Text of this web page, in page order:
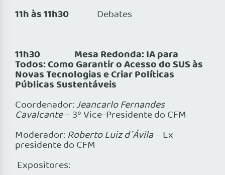
11h às 11h30 Debates
11h30 Mesa Redonda: IA para
Todos: Como Garantir o Acesso do SUS às
Novas Tecnologias e Criar Políticas
Públicas Sustentáveis
Coordenador:Jeancarlo Fernandes
Cavalcante– 3º Vice-Presidente do CFM
Moderador: Roberto Luiz d´Ávila– Ex-
presidente do CFM
Expositores: